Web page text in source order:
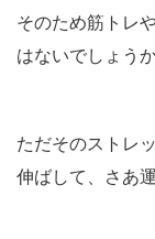
そのため筋トレ
はないでしょう
ただそのストレ
伸ばして、さあ